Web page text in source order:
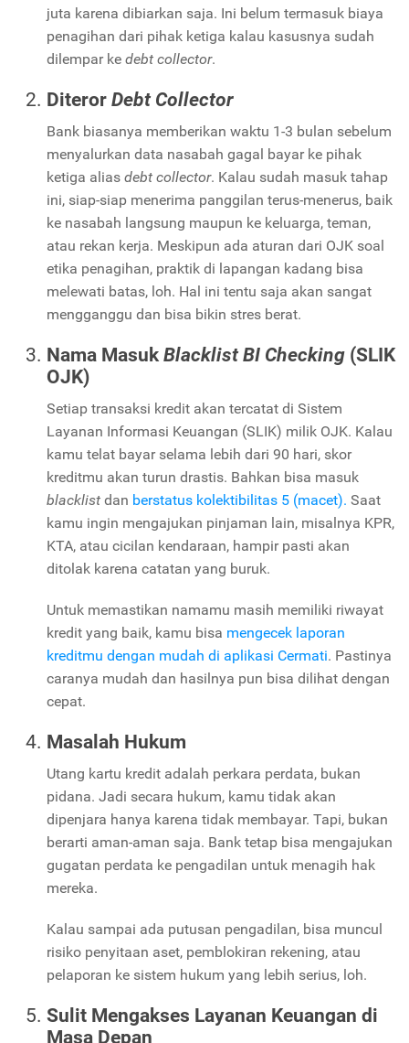
juta karena dibiarkan saja. Ini belum termasuk biaya
penagihan dari pihak ketiga kalau kasusnya sudah
dilempar ke debt collector.
Diteror Debt Collector
Bank biasanya memberikan waktu 1-3 bulan sebelum
menyalurkan data nasabah gagal bayar ke pihak
ketiga alias debt collector. Kalau sudah masuk tahap
ini, siap-siap menerima panggilan terus-menerus, baik
ke nasabah langsung maupun ke keluarga, teman,
atau rekan kerja. Meskipun ada aturan dari OJK soal
etika penagihan, praktik di lapangan kadang bisa
melewati batas, loh. Hal ini tentu saja akan sangat
mengganggu dan bisa bikin stres berat.
Nama Masuk Blacklist BI Checking (SLIK
OJK)
Setiap transaksi kredit akan tercatat di Sistem
Layanan Informasi Keuangan (SLIK) milik OJK. Kalau
kamu telat bayar selama lebih dari 90 hari, skor
kreditmu akan turun drastis. Bahkan bisa masuk
blacklist dan berstatus kolektibilitas 5 (macet). Saat
kamu ingin mengajukan pinjaman lain, misalnya KPR,
KTA, atau cicilan kendaraan, hampir pasti akan
ditolak karena catatan yang buruk.
Untuk memastikan namamu masih memiliki riwayat
kredit yang baik, kamu bisa mengecek laporan
kreditmu dengan mudah di aplikasi Cermati. Pastinya
caranya mudah dan hasilnya pun bisa dilihat dengan
cepat.
Masalah Hukum
Utang kartu kredit adalah perkara perdata, bukan
pidana. Jadi secara hukum, kamu tidak akan
dipenjara hanya karena tidak membayar. Tapi, bukan
berarti aman-aman saja. Bank tetap bisa mengajukan
gugatan perdata ke pengadilan untuk menagih hak
mereka.
Kalau sampai ada putusan pengadilan, bisa muncul
risiko penyitaan aset, pemblokiran rekening, atau
pelaporan ke sistem hukum yang lebih serius, loh.
Sulit Mengakses Layanan Keuangan di
Masa Depan